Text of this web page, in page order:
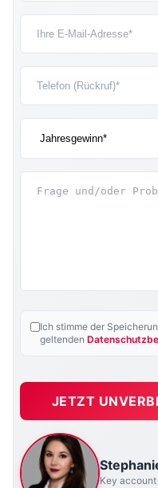
Ich stimme der
geltenden
JETZT
Key account